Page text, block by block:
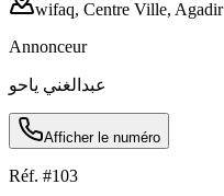
wifaq, Centre Ville, Agadir
Annonceur
عبدالغني ياحو
Afficher le numéro
Réf. #103